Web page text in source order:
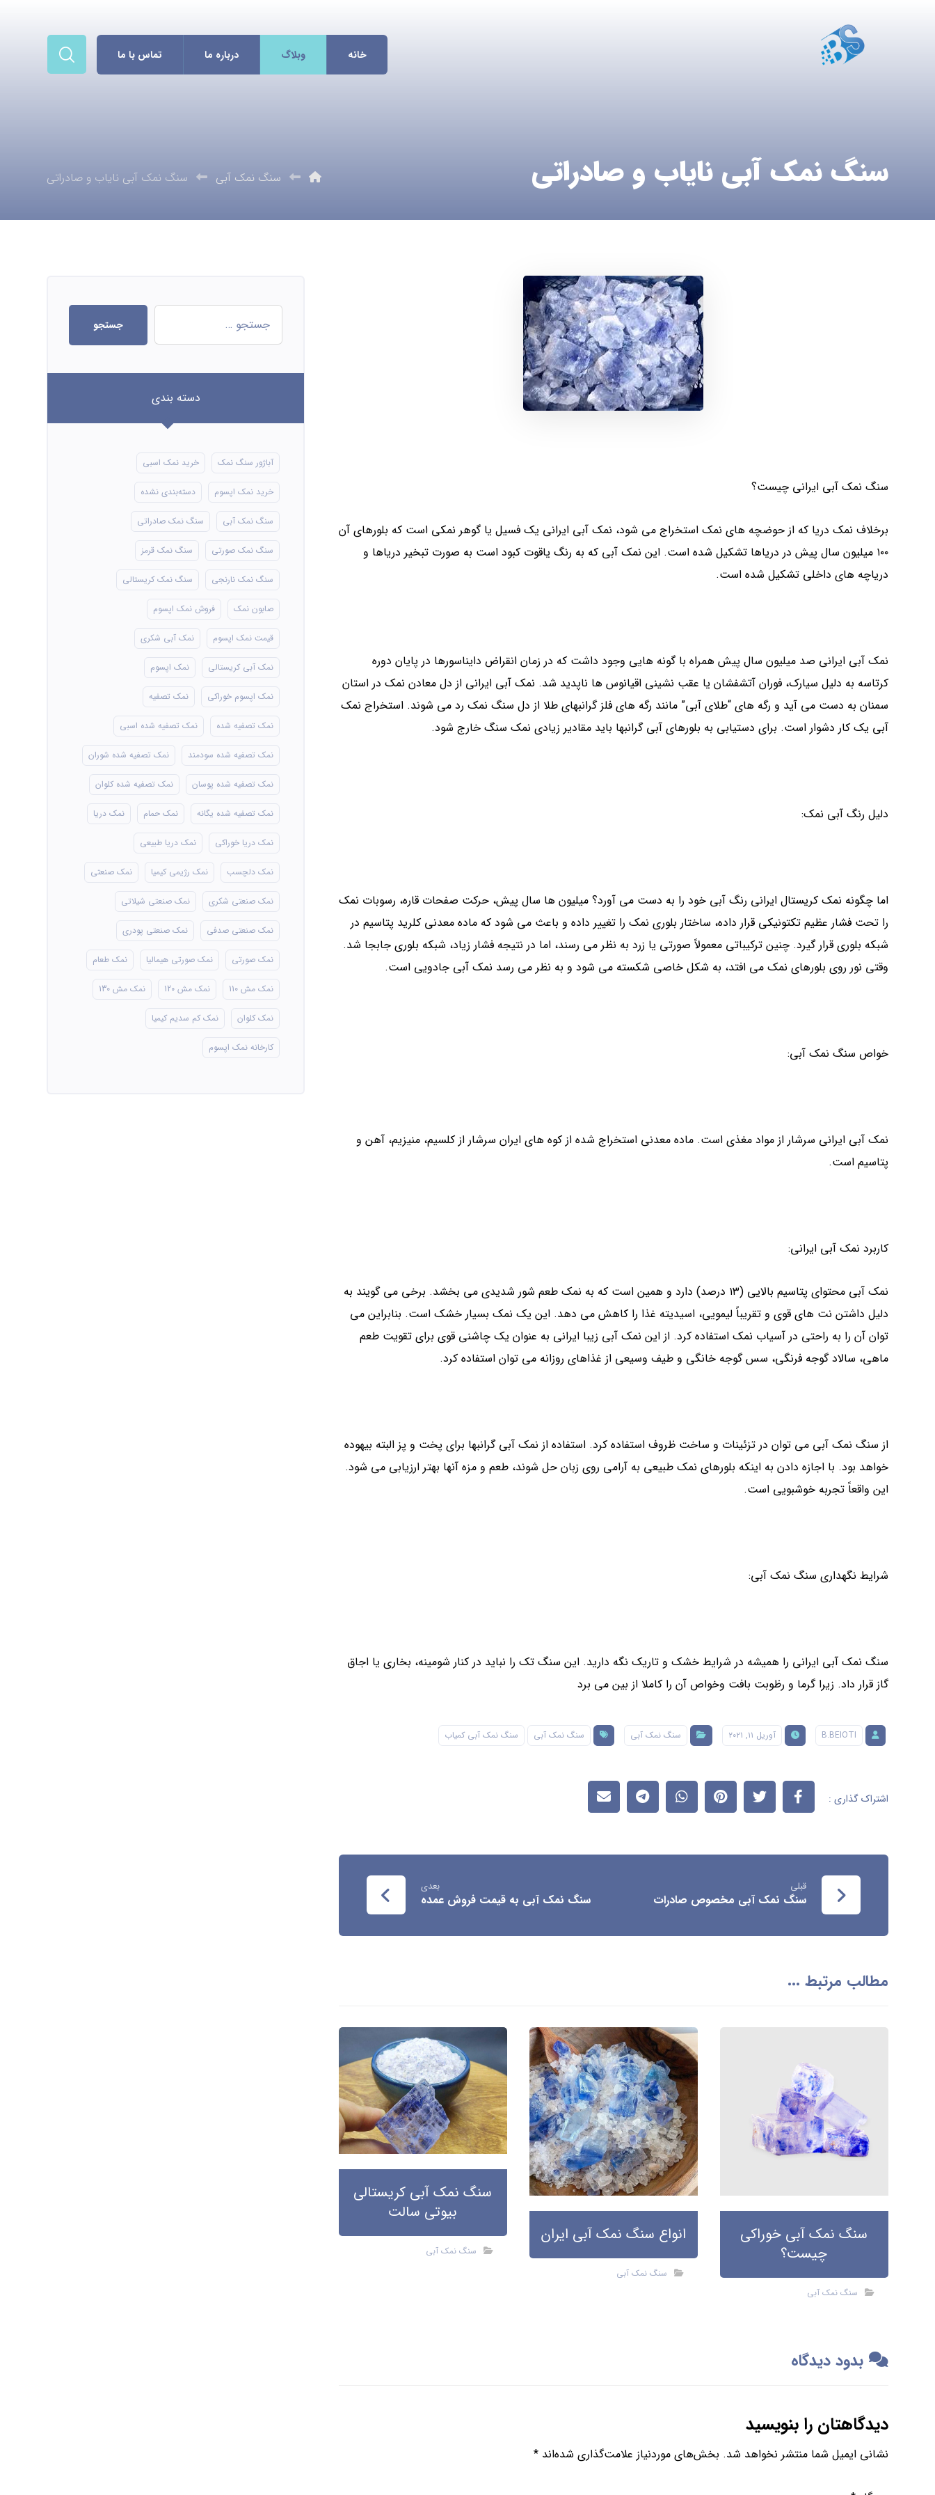
خانه وبلاگ درباره ما تماس با ما
سنگ نمک آبی نایاب و صادراتی سنگ نمک آبی سنگ نمک آبی نایاب و صادراتی
سنگ نمک آبی ایرانی چیست؟
برخلاف نمک دریا که از حوضچه های نمک استخراج می شود، نمک آبی ایرانی یک فسیل یا گوهر نمکی است که بلورهای آن
۱۰۰ میلیون سال پیش در دریاها تشکیل شده است. این نمک آبی که به رنگ یاقوت کبود است به صورت تبخیر دریاها و
دریاچه های داخلی تشکیل شده است.
نمک آبی ایرانی صد میلیون سال پیش همراه با گونه هایی وجود داشت که در زمان انقراض دایناسورها در پایان دوره
کرتاسه به دلیل سیارک، فوران آتشفشان یا عقب نشینی اقیانوس ها ناپدید شد. نمک آبی ایرانی از دل معادن نمک در استان
سمنان به دست می آید و رگه های “طلای آبی” مانند رگه های فلز گرانبهای طلا از دل سنگ نمک رد می شوند. استخراج نمک
آبی یک کار دشوار است. برای دستیابی به بلورهای آبی گرانبها باید مقادیر زیادی نمک سنگ خارج شود.
دلیل رنگ آبی نمک:
اما چگونه نمک کریستال ایرانی رنگ آبی خود را به دست می آورد؟ میلیون ها سال پیش، حرکت صفحات قاره، رسوبات نمک
را تحت فشار عظیم تکتونیکی قرار داده، ساختار بلوری نمک را تغییر داده و باعث می شود که ماده معدنی کلرید پتاسیم در
شبکه بلوری قرار گیرد. چنین ترکیباتی معمولاً صورتی یا زرد به نظر می رسند، اما در نتیجه فشار زیاد، شبکه بلوری جابجا شد.
وقتی نور روی بلورهای نمک می افتد، به شکل خاصی شکسته می شود و به نظر می رسد نمک آبی جادویی است.
خواص سنگ نمک آبی:
نمک آبی ایرانی سرشار از مواد مغذی است. ماده معدنی استخراج شده از کوه های ایران سرشار از کلسیم، منیزیم، آهن و
پتاسیم است.
کاربرد نمک آبی ایرانی:
نمک آبی محتوای پتاسیم بالایی (۱۳ درصد) دارد و همین است که به نمک طعم شور شدیدی می بخشد. برخی می گویند به
دلیل داشتن نت های قوی و تقریباً لیمویی، اسیدیته غذا را کاهش می دهد. این یک نمک بسیار خشک است. بنابراین می
توان آن را به راحتی در آسیاب نمک استفاده کرد. از این نمک آبی زیبا ایرانی به عنوان یک چاشنی قوی برای تقویت طعم
ماهی، سالاد گوجه فرنگی، سس گوجه خانگی و طیف وسیعی از غذاهای روزانه می توان استفاده کرد.
از سنگ نمک آبی می توان در تزئینات و ساخت ظروف استفاده کرد. استفاده از نمک آبی گرانبها برای پخت و پز البته بیهوده
خواهد بود. با اجازه دادن به اینکه بلورهای نمک طبیعی به آرامی روی زبان حل شوند، طعم و مزه آنها بهتر ارزیابی می شود.
این واقعاً تجربه خوشبویی است.
شرایط نگهداری سنگ نمک آبی:
سنگ نمک آبی ایرانی را همیشه در شرایط خشک و تاریک نگه دارید. این سنگ تک را نباید در کنار شومینه، بخاری یا اجاق
گاز قرار داد. زیرا گرما و رظوبت بافت وخواص آن را کاملا از بین می برد
B.BEIOTI آوریل ۱۱, ۲۰۲۱ سنگ نمک آبی سنگ نمک آبی سنگ نمک آبی کمیاب
قبلی
سنگ نمک آبی مخصوص صادرات
بعدی
سنگ نمک آبی به قیمت فروش عمده
مطالب مرتبط ...
سنگ نمک آبی خوراکی
چیست؟
سنگ نمک آبی
انواع سنگ نمک آبی ایران
سنگ نمک آبی
سنگ نمک آبی کریستالی
بیوتی سالت
سنگ نمک آبی
بدود دیدگاه
دیدگاهتان را بنویسید
نشانی ایمیل شما منتشر نخواهد شد. بخش‌های موردنیاز علامت‌گذاری شده‌اند*
جستجو
دسته بندی
آباژور سنگ نمک خرید نمک اسبی
خرید نمک اپسوم دسته‌بندی نشده
سنگ نمک آبی سنگ نمک صادراتی
سنگ نمک صورتی سنگ نمک قرمز
سنگ نمک نارنجی سنگ نمک کریستالی
صابون نمک فروش نمک اپسوم
قیمت نمک اپسوم نمک آبی شکری
نمک آبی کریستالی نمک اپسوم
نمک اپسوم خوراکی نمک تصفیه
نمک تصفیه شده نمک تصفیه شده اسبی
نمک تصفیه شده سودمند نمک تصفیه شده شوران
نمک تصفیه شده پوسان نمک تصفیه شده کلوان
نمک تصفیه شده یگانه نمک حمام نمک دریا
نمک دریا خوراکی نمک دریا طبیعی
نمک دلچسب نمک رژیمی کیمیا نمک صنعتی
نمک صنعتی شکری نمک صنعتی شیلاتی
نمک صنعتی صدفی نمک صنعتی پودری
نمک صورتی نمک صورتی هیمالیا نمک طعام
نمک مش 110 نمک مش 120 نمک مش 130
نمک کلوان نمک کم سدیم کیمیا
کارخانه نمک اپسوم